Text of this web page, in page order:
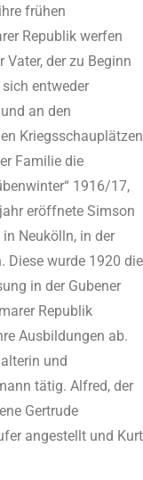
frühen
Republik werfen
der zu Beginn
entweder
an den
Kriegsschauplätzen
Familie die
1916/17,
eröffnete Simson
Neukölln, in der
Diese wurde 1920 die
in der Gubener
Republik
Ausbildungen ab.
und
tätig. Alfred, der
Gertrude
angestellt und Kurt